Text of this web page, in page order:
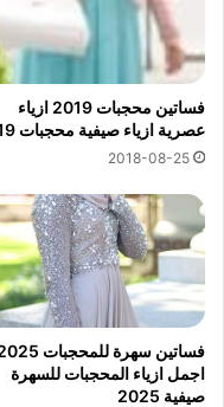
فساتين محجبات 2019 ازياء
عصرية ازياء صيفية محجبات 2019
2018-08-25
اجمل ازياء المحجبات للسهرة
صيفية 2025